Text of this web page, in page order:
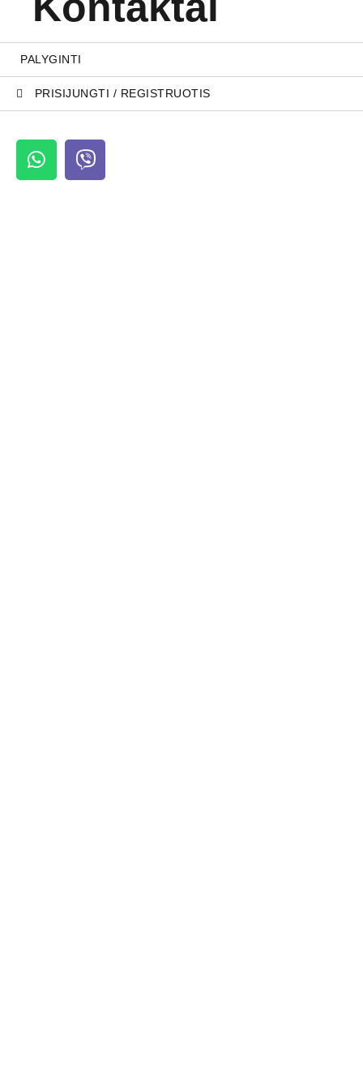
PALYGINTI
PRISIJUNGTI / REGISTRUOTIS